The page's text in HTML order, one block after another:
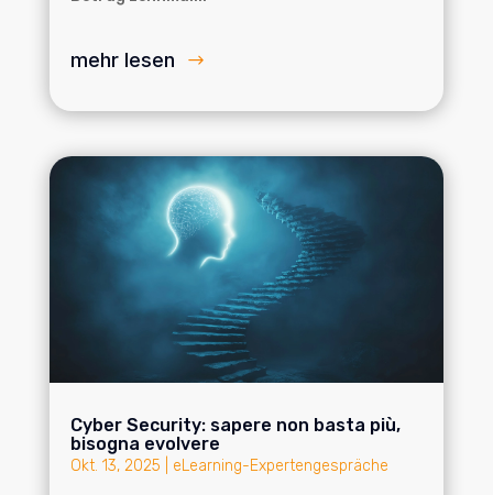
mehr lesen
Cyber Security: sapere non basta più,
bisogna evolvere
Okt. 13, 2025 eLearning-Expertengespräche